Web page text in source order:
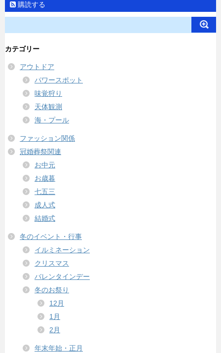
購読する
カテゴリー
アウトドア
パワースポット
味覚狩り
天体観測
海・プール
ファッション関係
冠婚葬祭関連
お中元
お歳暮
七五三
成人式
結婚式
冬のイベント・行事
イルミネーション
クリスマス
バレンタインデー
冬のお祭り
12月
1月
2月
年末年始・正月